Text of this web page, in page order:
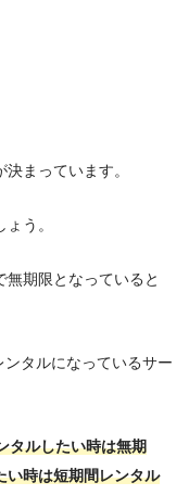
まっています。
う。
期限となっていると
タルになっているサー
タルしたい時は無期
い時は短期間レンタル